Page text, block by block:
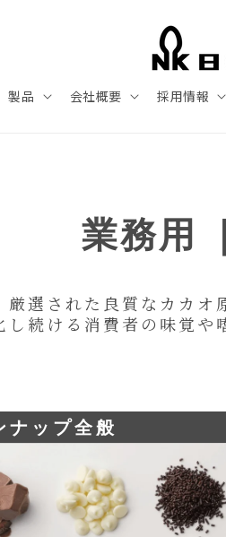
製品 会社概要 採用情報
業務用
厳選された良質なカカオ
し続ける消費者の味覚や
ナップ全般